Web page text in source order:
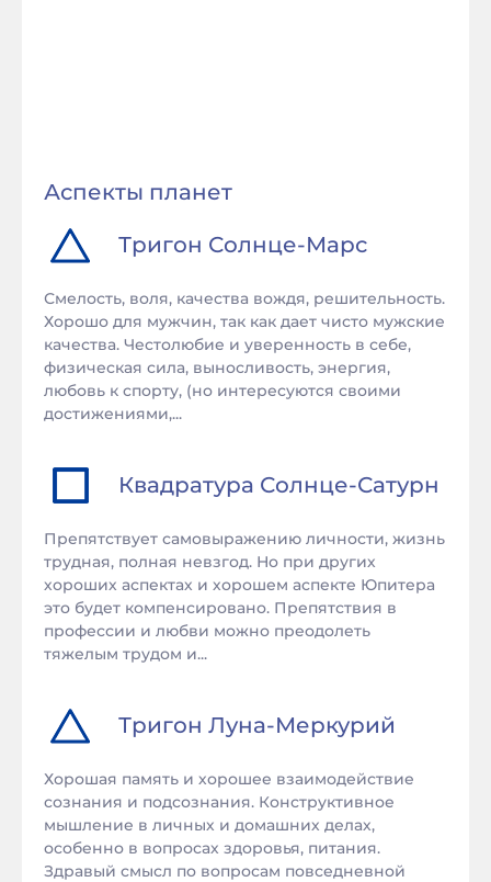
Аспекты планет
Тригон Солнце-Марс
Смелость, воля, качества вождя, решительность.
Хорошо для мужчин, так как дает чисто мужские
качества. Честолюбие и уверенность в себе,
физическая сила, выносливость, энергия,
любовь к спорту, (но интересуются своими
достижениями,...
Квадратура Солнце-Сатурн
Препятствует самовыражению личности, жизнь
трудная, полная невзгод. Но при других
хороших аспектах и хорошем аспекте Юпитера
это будет компенсировано. Препятствия в
профессии и любви можно преодолеть
тяжелым трудом и...
Тригон Луна-Меркурий
Хорошая память и хорошее взаимодействие
сознания и подсознания. Конструктивное
мышление в личных и домашних делах,
особенно в вопросах здоровья, питания.
Здравый смысл по вопросам повседневной